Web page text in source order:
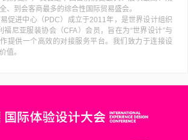
、到会客商最多的综合性国际贸易盛会。
促进中心（PDC）成立于2011年，是世界设计组织
福尼亚服装协会（CFA）会员，旨在为“世界设计”与
提供一个高效的对接服务平台。我们致力于连接设
值。